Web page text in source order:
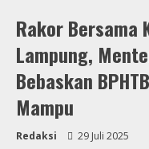
Rakor Bersama
Lampung,
Bebaskan
Mampu
Redaksi 29 Juli 2025